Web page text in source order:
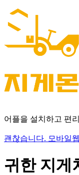
어플을 설치하고 편
괜찮습니다. 모바일
귀한 지게